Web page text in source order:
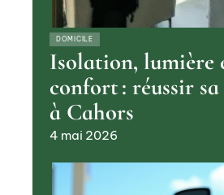
DOMICILE
Isolation, lumière
confort : réussir
à Cahors
4 mai 2026